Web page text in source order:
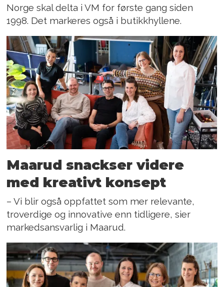
Norge skal delta i VM for første gang siden
1998. Det markeres også i butikkhyllene.
Maarud snackser videre
med kreativt konsept
– Vi blir også oppfattet som mer relevante,
troverdige og innovative enn tidligere, sier
markedsansvarlig i Maarud.